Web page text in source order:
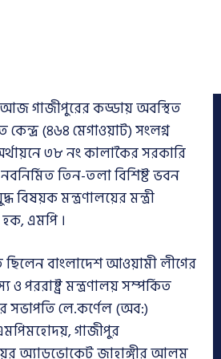
আজ গাজীপুরের কড্ডায় অবস্থিত
(৪৬৪ মেগাওয়াট) সংলগ্ন
৩৮ নং কালাকৈর সরকারি
তিন-তলা বিশিষ্ট ভবন
বিষয়ক মন্ত্রণালয়ের মন্ত্রী
এমপি ।
বাংলাদেশ আওয়ামী লীগের
পররাষ্ট্র মন্ত্রণালয় সম্পর্কিত
সভাপতি লে.কর্ণেল (অব:)
গাজীপুর
অ্যাডভোকেট জাহাঙ্গীর আলম